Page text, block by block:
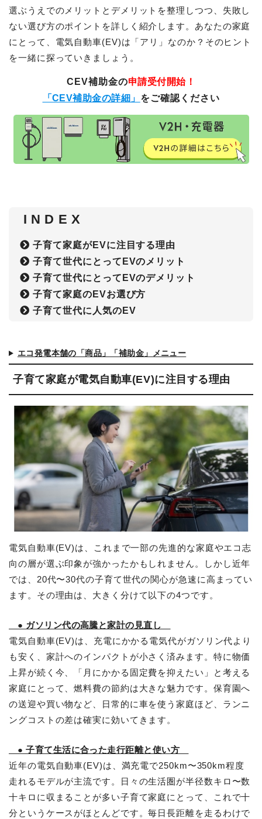
選ぶうえでのメリットとデメリットを整理しつつ、失敗し
ない選び方のポイントを詳しく紹介します。あなたの家庭
にとって、電気自動車(EV)は「アリ」なのか？そのヒント
を一緒に探っていきましょう。
CEV補助金の申請受付開始！
「CEV補助金の詳細」 をご確認ください
I N D E X
子育て家庭がEVに注目する理由
子育て世代にとってEVのメリット
子育て世代にとってEVのデメリット
子育て家庭のEVお選び方
子育て世代に人気のEV
エコ発電本舗の「商品」「補助金」メニュー
子育て家庭が電気自動車(EV)に注目する理由
電気自動車(EV)は、これまで一部の先進的な家庭やエコ志
向の層が選ぶ印象が強かったかもしれません。しかし近年
では、20代〜30代の子育て世代の関心が急速に高まってい
ます。その理由は、大きく分けて以下の4つです。
● ガソリン代の高騰と家計の見直し
電気自動車(EV)は、充電にかかる電気代がガソリン代より
も安く、家計へのインパクトが小さく済みます。特に物価
上昇が続く今、「月にかかる固定費を抑えたい」と考える
家庭にとって、燃料費の節約は大きな魅力です。保育園へ
の送迎や買い物など、日常的に車を使う家庭ほど、ランニ
ングコストの差は確実に効いてきます。
● 子育て生活に合った走行距離と使い方
近年の電気自動車(EV)は、満充電で250km〜350km程度
走れるモデルが主流です。日々の生活圏が半径数キロ〜数
十キロに収まることが多い子育て家庭にとって、これで十
分というケースがほとんどです。毎日長距離を走るわけで